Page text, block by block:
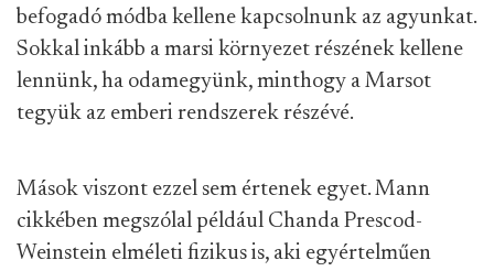
befogadó módba kellene kapcsolnunk az agyunkat.
Sokkal inkább a marsi környezet részének kellene
lennünk, ha odamegyünk, minthogy a Marsot
tegyük az emberi rendszerek részévé.
Mások viszont ezzel sem értenek egyet. Mann
cikkében megszólal például Chanda Prescod-
Weinstein elméleti fizikus is, aki egyértelműen